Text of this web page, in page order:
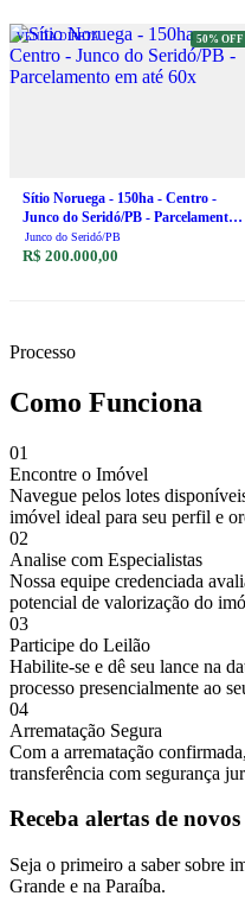
VENDA DIRETA 50% OFF
Sítio Noruega - 150ha - Centro -
Junco do Seridó/PB - Parcelamento
em até 60x
Junco do Seridó/PB
R$ 200.000,00
Processo
Como Funciona
01
Encontre o Imóvel
Navegue pelos lotes
imóvel ideal para seu perfil e
02
Analise com Especialistas
Nossa equipe credenciada
potencial de valorização do
03
Participe do Leilão
Habilite-se e dê seu lance na
processo presencialmente ao
04
Arrematação Segura
Com a arrematação
transferência com segurança
Receba alertas de novos
Seja o primeiro a saber sobre
Grande e na Paraíba.